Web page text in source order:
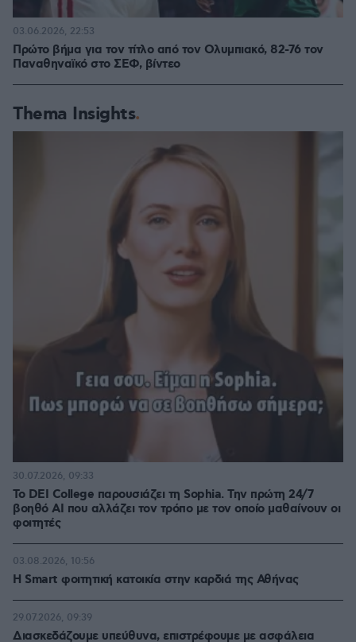
Πρώτο βήμα για τον τίτλο από τον Ολυμπιακό, 82-76 τον
Παναθηναϊκό στο ΣΕΦ, βίντεο
03.06.2026, 22:53
Thema Insights
Το DEI College παρουσιάζει τη Sophia. Την πρώτη 24/7
βοηθό AI που αλλάζει τον τρόπο με τον οποίο μαθαίνουν οι
φοιτητές
30.07.2026, 09:33
Η Smart φοιτητική κατοικία στην καρδιά της Αθήνας
03.08.2026, 10:56
Διασκεδάζουμε υπεύθυνα, επιστρέφουμε με ασφάλεια
29.07.2026, 09:39